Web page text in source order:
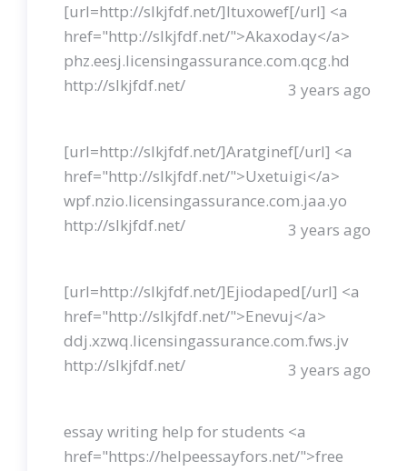
[url=http://slkjfdf.net/]Ituxowef[/url] <a
href="http://slkjfdf.net/">Akaxoday</a>
phz.eesj.licensingassurance.com.qcg.hd
http://slkjfdf.net/
3 years ago
[url=http://slkjfdf.net/]Aratginef[/url] <a
href="http://slkjfdf.net/">Uxetuigi</a>
wpf.nzio.licensingassurance.com.jaa.yo
http://slkjfdf.net/
3 years ago
[url=http://slkjfdf.net/]Ejiodaped[/url] <a
href="http://slkjfdf.net/">Enevuj</a>
ddj.xzwq.licensingassurance.com.fws.jv
http://slkjfdf.net/
3 years ago
essay writing help for students <a
href="https://helpeessayfors.net/">free